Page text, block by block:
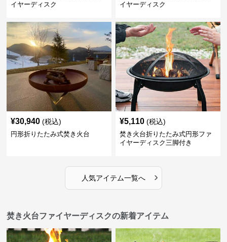
イヤーディスク
イヤーディスク
¥30,940 (税込)
円形折りたたみ式焚き火台
¥5,110 (税込)
焚き火台折りたたみ式円形ファ
イヤーディスク三脚付き
人気アイテム一覧へ ›
焚き火台ファイヤーディスクの新着アイテム